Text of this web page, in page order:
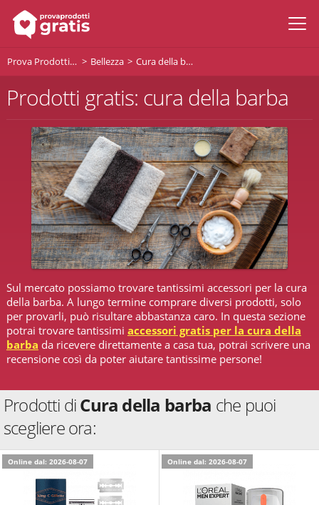
Prova Prodotti Gratis Bellezza Cura della barba
Prodotti gratis: cura della barba
Sul mercato possiamo trovare tantissimi accessori per la cura
della barba. A lungo termine comprare diversi prodotti, solo
per provarli, può risultare abbastanza caro. In questa sezione
potrai trovare tantissimi accessori gratis per la cura della
barba da ricevere direttamente a casa tua, potrai scrivere una
recensione così da poter aiutare tantissime persone!
Prodotti diCura della barba che puoi
scegliere ora:
Online dal: 2026-08-07 Online dal: 2026-08-07